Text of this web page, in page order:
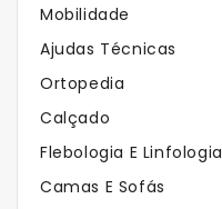
Mobilidade
Ajudas Técnicas
Ortopedia
Calçado
Flebologia E Linfologia
Camas E Sofás
Os Mais Vendidos